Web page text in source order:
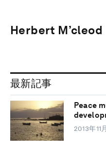
Herbert M’cleod
最新記事
Peace
2013年11